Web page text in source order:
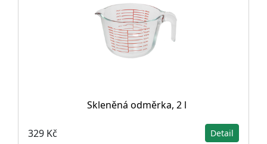
Skleněná odměrka, 2 l
329 Kč Detail